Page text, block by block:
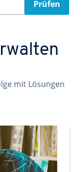
Prüfen
mit Lösungen